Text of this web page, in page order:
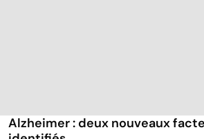
Alzheimer : deux nouveaux